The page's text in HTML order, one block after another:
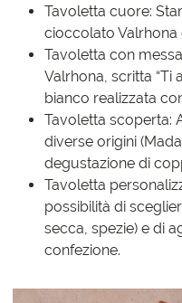
Tavoletta cuore:
cioccolato Valrhona
Tavoletta con
Valrhona, scritta “Ti
bianco realizzata
Tavoletta scoperta:
diverse origini
degustazione di
Tavoletta
possibilità di
secca, spezie) e di
confezione.